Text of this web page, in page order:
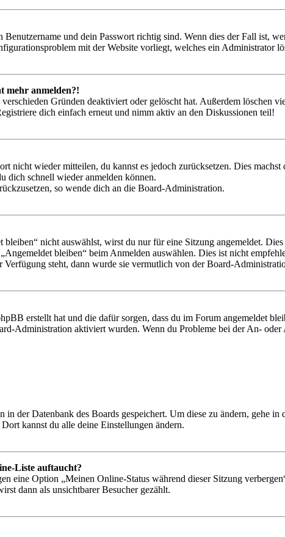
und dein Passwort richtig sind. Wenn dies der Fall ist,
mit der Website vorliegt, welches ein Administrator
mehr anmelden?!
Gründen deaktiviert oder gelöscht hat. Außerdem löschen
dich einfach erneut und nimm aktiv an den Diskussionen teil!
nicht wieder mitteilen, du kannst es jedoch zurücksetzen. Dies
dich schnell wieder anmelden können.
so wende dich an die Board-Administration.
nicht auswählst, wirst du nur für eine Sitzung angemeldet.
bleiben“ beim Anmelden auswählen. Dies ist nicht
steht, dann wurde sie vermutlich von der Board-
erstellt hat und die dafür sorgen, dass du im Forum angemeldet
Administration aktiviert wurden. Wenn du Probleme bei der An-
der Datenbank des Boards gespeichert. Um diese zu ändern, gehe
kannst du alle deine Einstellungen ändern.
Liste auftaucht?
eine Option „Meinen Online-Status während dieser Sitzung
dann als unsichtbarer Besucher gezählt.